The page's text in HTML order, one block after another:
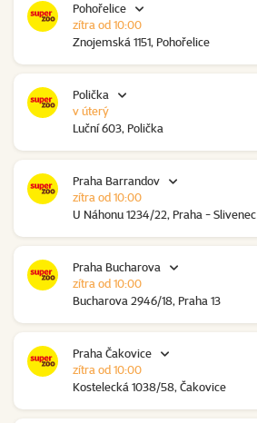
Pohořelice
Znojemská 1151, Pohořelice
zítra od 10:00
Polička
Luční 603, Polička
v úterý
Praha Barrandov
U Náhonu 1234/22, Praha - Slivenec
zítra od 10:00
Praha Bucharova
Bucharova 2946/18, Praha 13
zítra od 10:00
Praha Čakovice
Kostelecká 1038/58, Čakovice
zítra od 10:00